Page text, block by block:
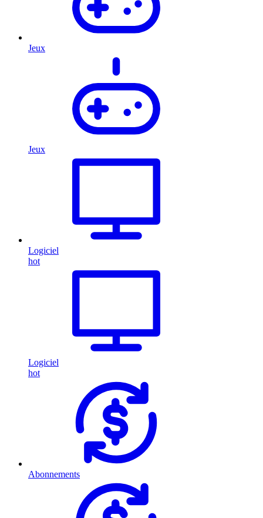
Jeux
Jeux
Logiciel
hot
Logiciel
hot
Abonnements